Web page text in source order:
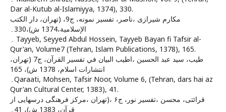
Dar al-Kutub al-Islamiyya, 1374), 330.
مكارم شيرازى ،ناصر، تفسير نمونه، ج‏9، (تهران، دار الكتب
الإسلامية،1374 ش)،330۔
۔ Tayyeb, Seyyed Abdul Hossein, Tayyeb Bayan fi Tafsir al-
Qur'an, Volume7 (Tehran, Islam Publications, 1378), 165.
طيب، سيد عبد الحسين ،اطيب البيان في تفسير القرآن، ج7 (تهران،
انتشارات اسلام، 1378 ش)، 165
۔Qaraati, Mohsen, Tafsir Noor, Volume 6, (Tehran, dars hai az
Qur'an Cultural Center, 1383), 41.
قرائتى، محسن ،تفسير نور، ج۶ ،(تهران ،مركز فرهنگى درسهايى از
قرآن، 1383 ش)، 41۔